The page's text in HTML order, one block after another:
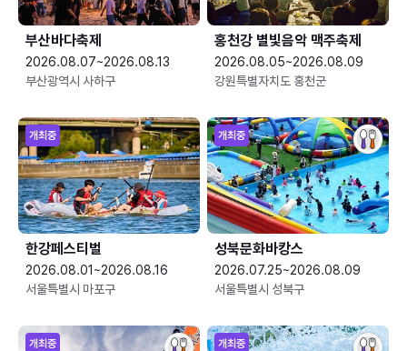
부산바다축제
2026.08.07~2026.08.13
부산광역시 사하구
홍천강 별빛음악 맥주축제
2026.08.05~2026.08.09
강원특별자치도 홍천군
개최중
한강페스티벌
2026.08.01~2026.08.16
서울특별시 마포구
개최중
성북문화바캉스
2026.07.25~2026.08.09
서울특별시 성북구
개최중 개최중